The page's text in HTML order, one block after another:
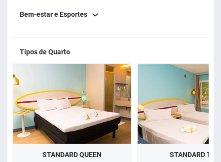
Bem-estar e Esportes
Tipos de Quarto
STANDARD QUEEN STANDARD